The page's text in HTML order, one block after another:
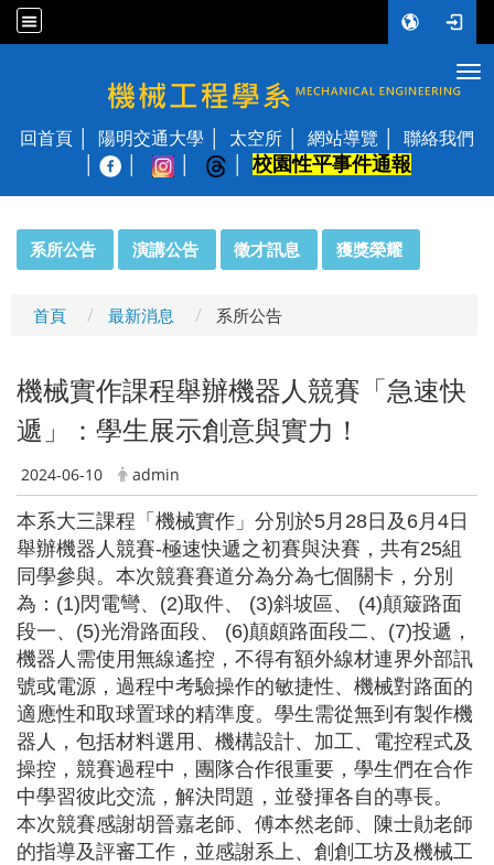
國立陽明交通大學 機械工程學系
回首頁 陽明交通大學 太空所 網站導覽
聯絡我們
校園性平事件通報
系所公告 演講公告 徵才訊息 獲獎榮耀
首頁 最新消息 系所公告
機械實作課程舉辦機器人競賽「急速快
遞」：學生展示創意與實力！
2024-06-10 admin
本系大三課程「機械實作」分別於5月28日及6月4日
舉辦機器人競賽-極速快遞之初賽與決賽，共有25組
同學參與。本次競賽賽道分為分為七個關卡，分別
為：(1)閃電彎、(2)取件、 (3)斜坡區、 (4)顛簸路面
段一、(5)光滑路面段、 (6)顛頗路面段二、(7)投遞，
機器人需使用無線遙控，不得有額外線材連界外部訊
號或電源，過程中考驗操作的敏捷性、機械對路面的
適應性和取球置球的精準度。學生需從無到有製作機
器人，包括材料選用、機構設計、加工、電控程式及
操控，競賽過程中，團隊合作很重要，學生們在合作
中學習彼此交流，解決問題，並發揮各自的專長。
本次競賽感謝胡晉嘉老師、傅本然老師、陳士勛老師
的指導及評審工作，並感謝系上、創創工坊及機械工